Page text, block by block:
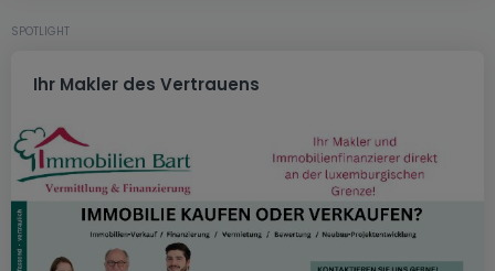
SPOTLIGHT
Ihr Makler des Vertrauens